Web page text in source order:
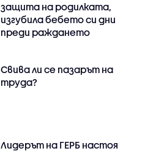
защита на родилката,
изгубила бебето си дни
преди раждането
Свива ли се пазарът на
труда?
Лидерът на ГЕРБ настоя